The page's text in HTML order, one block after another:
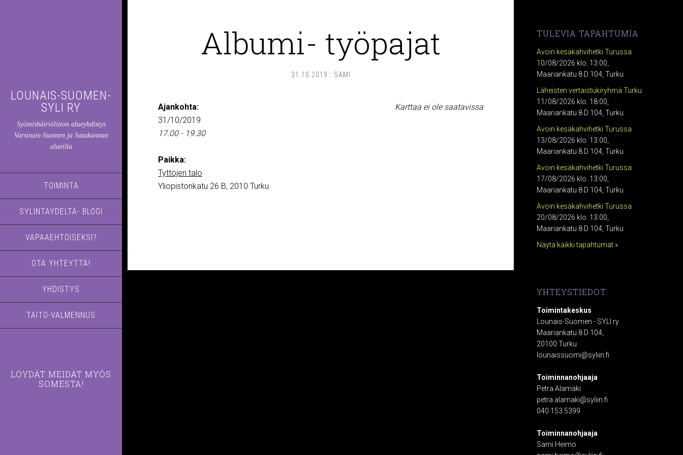
LOUNAIS-SUOMEN-
SYLI RY
Syömishäiriöliiton alueyhdistys
Varsinais-Suomen ja Satakunnan
alueilla
TOIMINTA
SYLINTÄYDELTÄ- BLOGI
VAPAAEHTOISEKSI?
OTA YHTEYTTÄ!
YHDISTYS
TAITO-VALMENNUS
LÖYDÄT MEIDÄT MYÖS
SOMESTA!
Albumi- työpajat
31.10.2019 : SAMI
Karttaa ei ole saatavissa
Ajankohta:
31/10/2019
17.00 - 19.30
Paikka:
Tyttöjen talo
Yliopistonkatu 26 B, 2010 Turku
TULEVIA TAPAHTUMIA
Avoin kesäkahvihetki Turussa
10/08/2026 klo. 13:00,
Maariankatu 8 D 104, Turku
Läheisten vertaistukiryhmä Turku
11/08/2026 klo. 18:00,
Maariankatu 8 D 104, Turku
Avoin kesäkahvihetki Turussa
13/08/2026 klo. 13:00,
Maariankatu 8 D 104, Turku
Avoin kesäkahvihetki Turussa
17/08/2026 klo. 13:00,
Maariankatu 8 D 104, Turku
Avoin kesäkahvihetki Turussa
20/08/2026 klo. 13:00,
Maariankatu 8 D 104, Turku
Näytä kaikki tapahtumat »
YHTEYSTIEDOT
Toimintakeskus
Lounais-Suomen - SYLI ry
Maariankatu 8 D 104,
20100 Turku
lounaissuomi@syliin.fi
Toiminnanohjaaja
Petra Alamäki
petra.alamaki@syliin.fi
040 153 5399
Toiminnanohjaaja
Sami Heimo